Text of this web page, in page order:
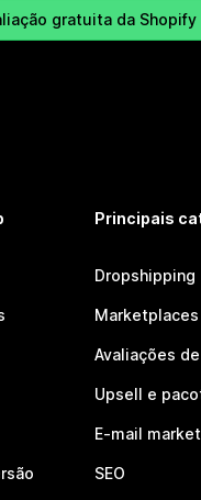
gratuita da
Principais
Dropshipping
Marketplaces
Avaliações
Upsell e
E-mail
SEO